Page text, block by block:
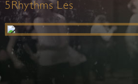
5Rhythms Les